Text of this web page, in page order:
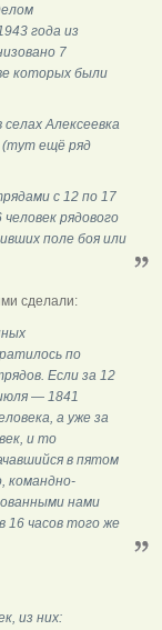
года из
7
которых были
Алексеевка
(тут ещё ряд
с 12 по 17
рядового
поле боя или
сделали:
по
Если за 12
— 1841
а уже за
и то
в пятом
командно-
нами
16 часов того же
из них: